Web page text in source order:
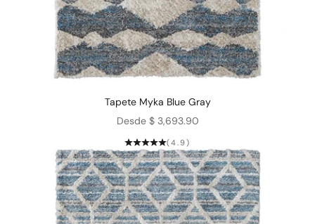
Tapete Myka Blue Gray
Precio de oferta
Desde $ 3,693.90
(4.9)